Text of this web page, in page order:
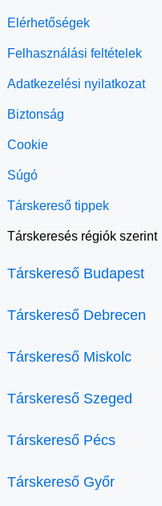
Elérhetőségek
Felhasználási feltételek
Adatkezelési nyilatkozat
Biztonság
Cookie
Súgó
Társkereső tippek
Társkeresés régiók szerint
Társkereső Budapest
Társkereső Debrecen
Társkereső Miskolc
Társkereső Szeged
Társkereső Pécs
Társkereső Győr